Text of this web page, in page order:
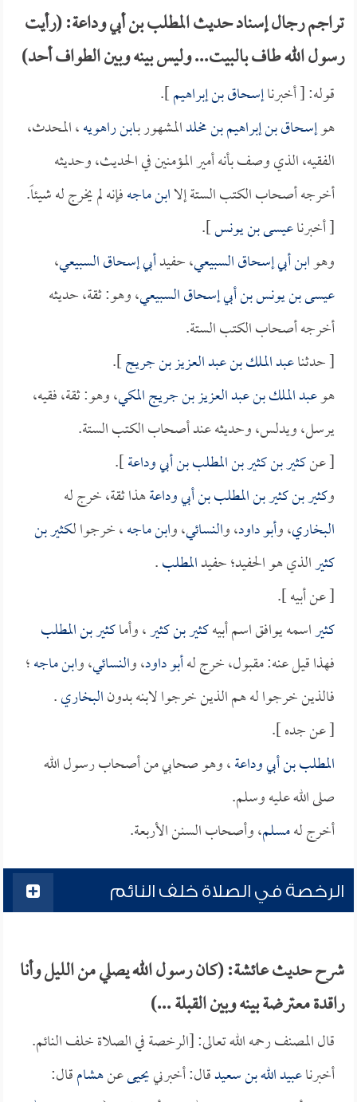
تراجم رجال إسناد حديث المطلب بن أبي وداعة: (رأيت
رسول الله طاف بالبيت... وليس بينه وبين الطواف أحد)
قوله: [ أخبرناإسحاق بن إبراهيم].
هوإسحاق بن إبراهيم بن مخلدالمشهور بـابن راهويه، المحدث،
الفقيه، الذي وصف بأنه أمير المؤمنين في الحديث، وحديثه
أخرجه أصحاب الكتب الستة إلاابن ماجهفإنه لم يخرج له شيئاً.
[ أخبرناعيسى بن يونس].
وهوابن أبي إسحاق السبيعي، حفيدأبي إسحاق السبيعي،
عيسى بن يونس بن أبي إسحاق السبيعي، وهو: ثقة، حديثه
أخرجه أصحاب الكتب الستة.
[ حدثناعبد الملك بن عبد العزيز بن جريج].
هوعبد الملك بن عبد العزيز بن جريج المكي، وهو: ثقة، فقيه،
يرسل، ويدلس، وحديثه عند أصحاب الكتب الستة.
[ عنكثير بن كثير بن المطلب بن أبي وداعة].
وكثير بن كثير بن المطلب بن أبي وداعةهذا ثقة، خرج له
البخاري، وأبو داود، والنسائي، وابن ماجه، خرجوا لـكثير بن
كثيرالذي هو الحفيد؛ حفيدالمطلب.
[ عن أبيه ].
كثيراسمه يوافق اسم أبيهكثير بن كثير، وأماكثير بن المطلب
فهذا قيل عنه: مقبول، خرج لهأبو داود، والنسائي، وابن ماجه؛
فالذين خرجوا له هم الذين خرجوا لابنه بدونالبخاري.
[ عن جده ].
المطلب بن أبي وداعة، وهو صحابي من أصحاب رسول الله
صلى الله عليه وسلم.
أخرج لهمسلم، وأصحاب السنن الأربعة.
الرخصة في الصلاة خلف النائم
شرح حديث عائشة: (كان رسول الله يصلي من الليل وأنا
راقدة معترضة بينه وبين القبلة ...)
قال المصنف رحمه الله تعالى: [الرخصة في الصلاة خلف النائم.
أخبرناعبيد الله بن سعيدقال: أخبرنييحيىعنهشامقال: